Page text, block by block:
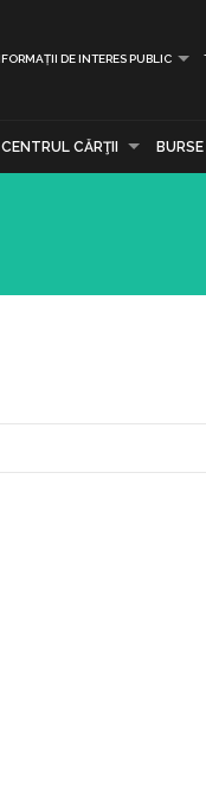
DE INTERES PUBLIC
CENTRUL CĂRŢII BURSE